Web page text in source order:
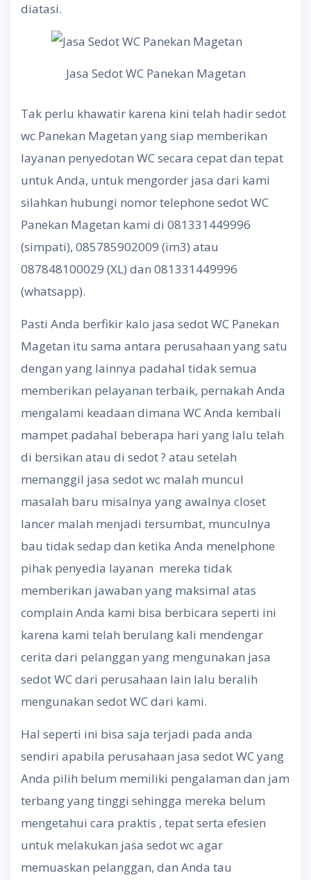
diatasi.
Jasa Sedot WC Panekan Magetan
Tak perlu khawatir karena kini telah hadir sedot
wc Panekan Magetan yang siap memberikan
layanan penyedotan WC secara cepat dan tepat
untuk Anda, untuk mengorder jasa dari kami
silahkan hubungi nomor telephone sedot WC
Panekan Magetan kami di 081331449996
(simpati), 085785902009 (im3) atau
087848100029 (XL) dan 081331449996
(whatsapp).
Pasti Anda berfikir kalo jasa sedot WC Panekan
Magetan itu sama antara perusahaan yang satu
dengan yang lainnya padahal tidak semua
memberikan pelayanan terbaik, pernakah Anda
mengalami keadaan dimana WC Anda kembali
mampet padahal beberapa hari yang lalu telah
di bersikan atau di sedot ? atau setelah
memanggil jasa sedot wc malah muncul
masalah baru misalnya yang awalnya closet
lancer malah menjadi tersumbat, munculnya
bau tidak sedap dan ketika Anda menelphone
pihak penyedia layanan mereka tidak
memberikan jawaban yang maksimal atas
complain Anda kami bisa berbicara seperti ini
karena kami telah berulang kali mendengar
cerita dari pelanggan yang mengunakan jasa
sedot WC dari perusahaan lain lalu beralih
mengunakan sedot WC dari kami.
Hal seperti ini bisa saja terjadi pada anda
sendiri apabila perusahaan jasa sedot WC yang
Anda pilih belum memiliki pengalaman dan jam
terbang yang tinggi sehingga mereka belum
mengetahui cara praktis , tepat serta efesien
untuk melakukan jasa sedot wc agar
memuaskan pelanggan, dan Anda tau